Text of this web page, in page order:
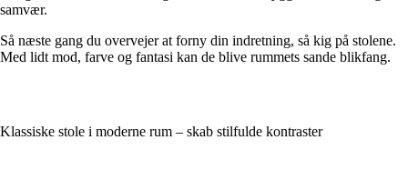
samvær.
Så næste gang du overvejer at forny din indretning, så kig på stolene.
Med lidt mod, farve og fantasi kan de blive rummets sande blikfang.
Klassiske stole i moderne rum – skab stilfulde kontraster